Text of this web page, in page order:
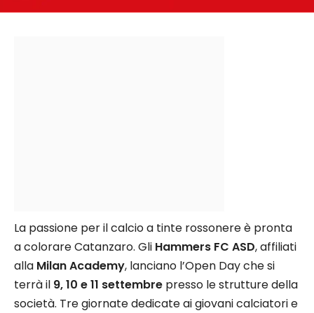
La passione per il calcio a tinte rossonere è pronta
a colorare Catanzaro. Gli Hammers FC ASD, affiliati
alla Milan Academy, lanciano l’Open Day che si
terrà il 9, 10 e 11 settembre presso le strutture della
società. Tre giornate dedicate ai giovani calciatori e